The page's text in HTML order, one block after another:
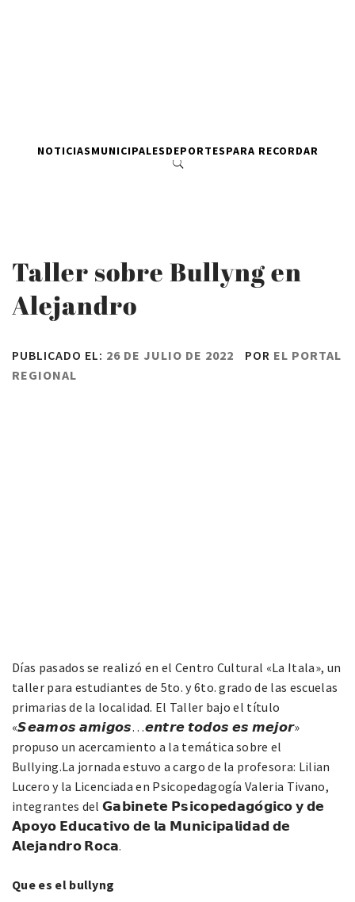
NOTICIASMUNICIPALESDEPORTESPARA RECORDAR
Taller sobre Bullyng en
Alejandro
PUBLICADO EL: 26 DE JULIO DE 2022 POR EL PORTAL
REGIONAL
Días pasados se realizó en el Centro Cultural «La Itala», un
taller para estudiantes de 5to. y 6to. grado de las escuelas
primarias de la localidad. El Taller bajo el título
«𝙎𝙚𝙖𝙢𝙤𝙨 𝙖𝙢𝙞𝙜𝙤𝙨…𝙚𝙣𝙩𝙧𝙚 𝙩𝙤𝙙𝙤𝙨 𝙚𝙨 𝙢𝙚𝙟𝙤𝙧»
propuso un acercamiento a la temática sobre el
Bullying.La jornada estuvo a cargo de la profesora: Lilian
Lucero y la Licenciada en Psicopedagogía Valeria Tivano,
integrantes del 𝗚𝗮𝗯𝗶𝗻𝗲𝘁𝗲 𝗣𝘀𝗶𝗰𝗼𝗽𝗲𝗱𝗮𝗴𝗼́𝗴𝗶𝗰𝗼 𝘆 𝗱𝗲
𝗔𝗽𝗼𝘆𝗼 𝗘𝗱𝘂𝗰𝗮𝘁𝗶𝘃𝗼 𝗱𝗲 𝗹𝗮 𝗠𝘂𝗻𝗶𝗰𝗶𝗽𝗮𝗹𝗶𝗱𝗮𝗱 𝗱𝗲
𝗔𝗹𝗲𝗷𝗮𝗻𝗱𝗿𝗼 𝗥𝗼𝗰𝗮.
Que es el bullyng